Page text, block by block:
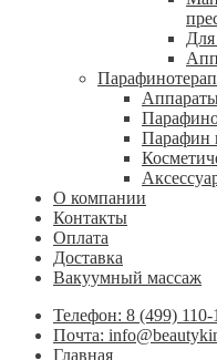
Для
Парафин
О компании
Контакты
Оплата
Доставка
Вакуумный массаж
Телефон: 8 (499) 110-
Почта:
Главная